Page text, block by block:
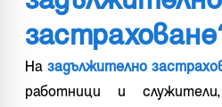
На задължително
работници и